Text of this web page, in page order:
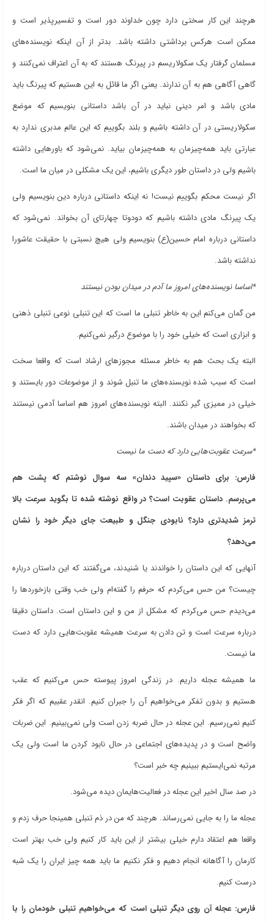
هرچند این کار سختی دارد چون خداوند دور است و تفسیرپذیر است و
ممکن است هرکس برداشتی داشته باشد. بدتر از آن اینکه نویسنده‌های
مسلمان گرفتار یک سکولاریسم در پیرنگ هستند که به آن اعتراف نمی‌کنند و
گاهی آگاهی هم به آن ندارند. یعنی اگر ما قائل به این هستیم که پیرنگ باید
مادی باشد و امر دینی نباید در آن باشد داستانی بنویسیم که موضع
سکولاریستی در آن داشته باشیم و بلند بگوییم که این عالم مدبری ندارد به
عبارتی باید همه‌چیزمان به همه‌چیزمان بیاید. نمی‌شود که باورهایی داشته
باشیم ولی در داستان طور دیگری باشیم، این یک مشکلی در میان ما است.
اگر نیست محکم بگوییم نیست! نه اینکه داستانی درباره دین بنویسیم ولی
یک پیرنگ مادی داشته باشیم که دودوتا چهارتای آن بخواند. نمی‌شود که
داستانی درباره امام حسین(ع) بنویسیم ولی هیچ نسبتی با حقیقت عاشورا
نداشته باشد.
*اساسا نویسنده‌های امروز ما آدم در میدان بودن نیستند
من گمان می‌کنم این به خاطر تنبلی ما است که این تنبلی نوعی تنبلی ذهنی
و ابزاری است که خیلی خود را با موضوع درگیر نمی‌کنیم.
البته یک بحث هم به خاطر مسئله مجوزهای ارشاد است که واقعا سخت
است که سبب شده نویسنده‌های ما تنبل شوند و از موضوعات دور بایستند و
خیلی در ممیزی گیر نکنند. البته نویسنده‌های امروز هم اساسا آدمی نیستند
که بخواهند در میدان باشند.
*سرعت عقوبت‌هایی دارد که دست ما نیست
فارس: برای داستان «سپید دندان» سه سوال نوشتم که پشت هم
می‌پرسم. داستان عقوبت است؟ در واقع نوشته شده تا بگوید سرعت بالا
ترمز شدیدتری دارد؟ نابودی جنگل و طبیعت جای دیگر خود را نشان
می‌دهد؟
آنهایی که این داستان را خواندند یا شنیدند، می‌گفتند که این داستان درباره
چیست؟ من حس می‌کردم که حرفم را گفته‌ام ولی خب وقتی بازخوردها را
می‌دیدم حس می‌کردم که مشکل از من و این داستان است. داستان دقیقا
درباره سرعت است و تن دادن به سرعت همیشه عقوبت‌هایی دارد که دست
ما نیست.
ما همیشه عجله داریم. در زندگی امروز پیوسته حس می‌کنیم که عقب
هستیم و بدون تفکر می‌خواهیم آن را جبران کنیم. انقدر عقبیم که اگر فکر
کنیم نمی‌رسیم. این عجله در حال ضربه زدن است ولی نمی‌بینیم. این ضربات
واضح است و در پدیده‌های اجتماعی در حال نابود کردن ما است ولی یک
مرتبه نمی‌ایستیم ببینیم چه خبر است؟
در صد سال اخیر این عجله در فعالیت‌هایمان دیده می‌شود.
عجله ما را به جایی نمی‌رساند. هرچند که من در ذم تنبلی همینجا حرف زدم و
واقعا هم اعتقاد دارم خیلی بیشتر از این باید کار کنیم ولی خب بهتر است
کارمان را آگاهانه انجام دهیم و فکر نکنیم ما باید همه چیز ایران را یک شبه
درست کنیم.
فارس: عجله آن روی دیگر تنبلی است که می‌خواهیم تنبلی خودمان را با